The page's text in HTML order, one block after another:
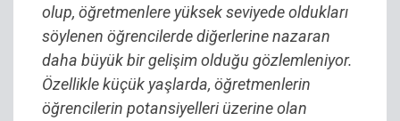
olup, öğretmenlere yüksek seviyede oldukları
söylenen öğrencilerde diğerlerine nazaran
daha büyük bir gelişim olduğu gözlemleniyor.
Özellikle küçük yaşlarda, öğretmenlerin
öğrencilerin potansiyelleri üzerine olan